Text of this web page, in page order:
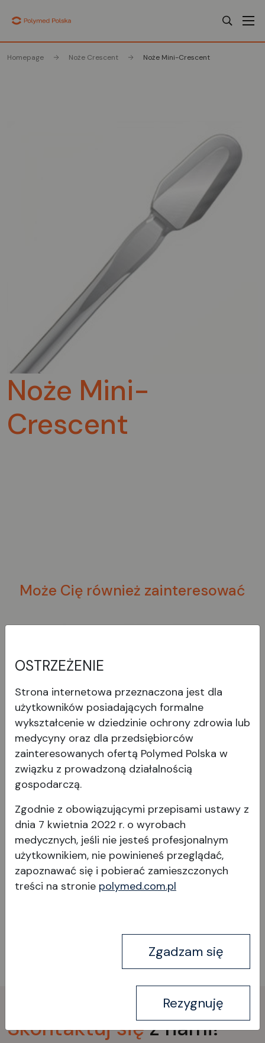
Homepage Noże Crescent Noże Mini-Crescent
Noże Mini-
Crescent
Może Cię również zainteresować
Noże Sharptome Crescent
Wyświetl produkt
Wszystkie produkty
Skontaktujsięz nami!
OSTRZEŻENIE
Strona internetowa przeznaczona jest dla
użytkowników posiadających formalne
wykształcenie w dziedzinie ochrony zdrowia lub
medycyny oraz dla przedsiębiorców
zainteresowanych ofertą Polymed Polska w
związku z prowadzoną działalnością
gospodarczą.
Zgodnie z obowiązującymi przepisami ustawy z
dnia 7 kwietnia 2022 r. o wyrobach
medycznych, jeśli nie jesteś profesjonalnym
użytkownikiem, nie powinieneś przeglądać,
zapoznawać się i pobierać zamieszczonych
treści na stronie polymed.com.pl
Zgadzam się
Rezygnuję